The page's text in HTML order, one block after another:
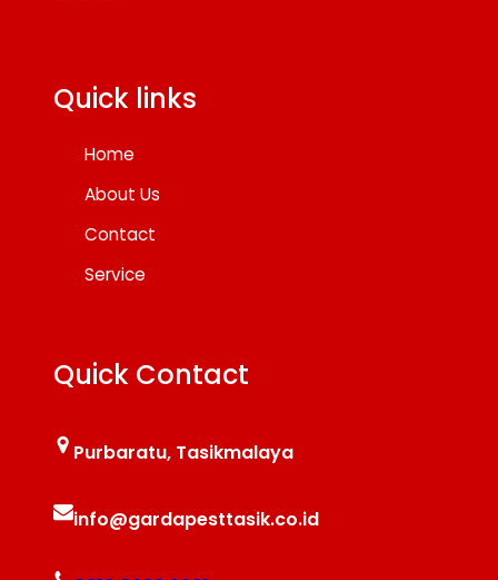
Quick links
Home
About Us
Contact
Service
Quick Contact
Purbaratu, Tasikmalaya
info@gardapesttasik.co.id